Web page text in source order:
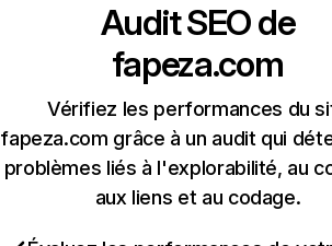
Audit SEO de
fapeza.com
Vérifiez les performances du
fapeza.com grâce à un audit qui
problèmes liés à l'explorabilité, au
aux liens et au codage.